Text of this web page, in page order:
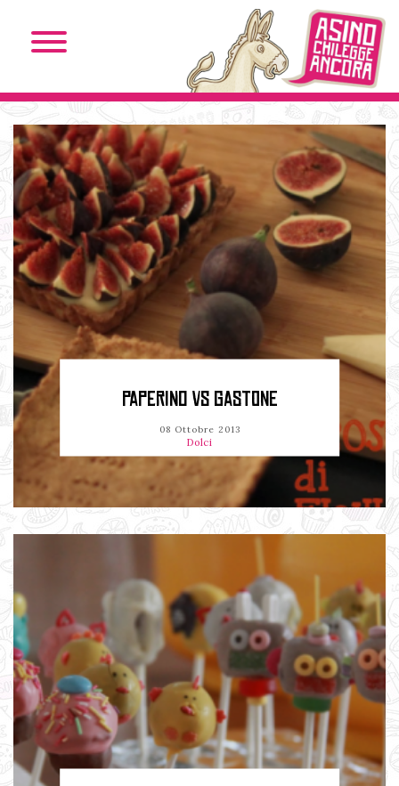
PAPERINO VS GASTONE
08 Ottobre 2013
Dolci